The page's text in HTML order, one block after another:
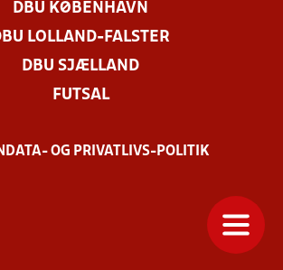
DBU KØBENHAVN
LOLLAND-FALSTER
DBU SJÆLLAND
FUTSAL
OG PRIVATLIVS-POLITIK